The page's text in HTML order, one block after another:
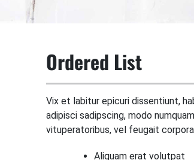
Ordered List
Vix et labitur epicuri dissentiunt,
adipisci sadipscing, modo
vituperatoribus, vel feugait
Aliquam erat volutpat